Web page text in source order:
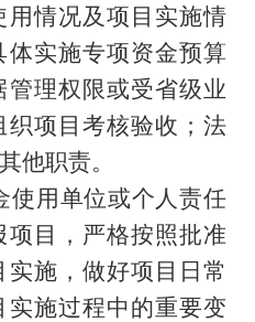
情况及项目实施情
实施专项资金预算
理权限或受省级业
项目考核验收；法
他职责。
使用单位或个人责任
目，严格按照批准
施，做好项目日常
施过程中的重要变